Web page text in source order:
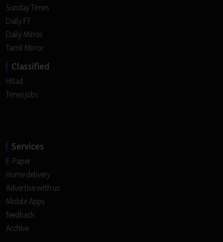
Sunday Times
Daily FT
Daily Mirror
Tamil Mirror
Classified
Hitad
Timesjobs
Services
E-Paper
Home delivery
Advertise with us
Mobile Apps
feedback
Archive